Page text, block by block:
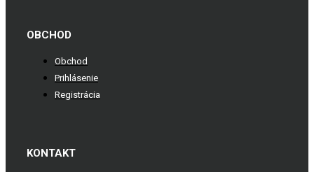
OBCHOD
Obchod
Prihlásenie
Registrácia
KONTAKT